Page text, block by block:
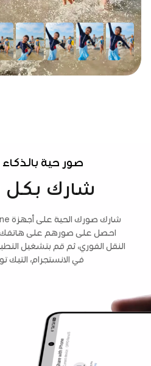
صور حية بالذكاء
شارك
احصل على صورهم على هاتفك.
النقل الفوري، ثم قم بتشغيل
في الانستجرام، التيك